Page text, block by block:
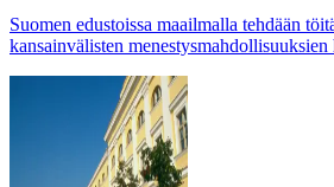
​Suomen edustoissa maailmalla tehdään
kansainvälisten menestysmahdollisuuksien